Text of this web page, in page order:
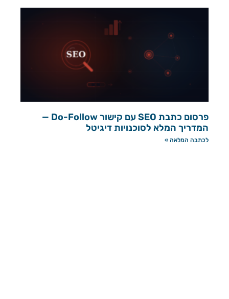
פרסום כתבת SEO עם קישור Do-Follow —
המדריך המלא לסוכנויות דיגיטל
לכתבה המלאה »